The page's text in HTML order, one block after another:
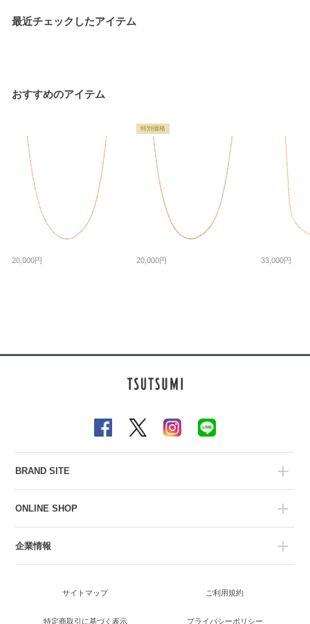
最近チェックしたアイテム
おすすめのアイテム
20,000円
特別価格
20,000円 33,000円
BRAND SITE
ONLINE SHOP
企業情報
サイトマップ ご利用規約
特定商取引に基づく表示 プライバシーポリシー